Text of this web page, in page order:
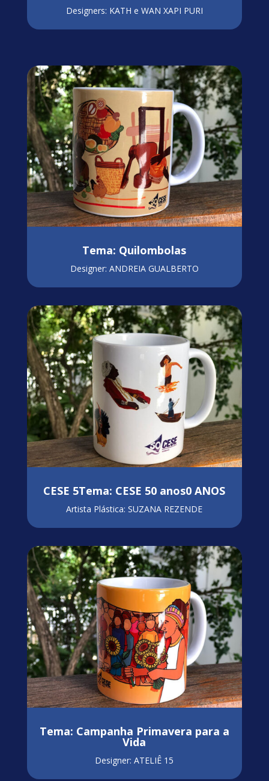
Designers: KATH e WAN XAPI PURI
Tema: Quilombolas
Designer: ANDREIA GUALBERTO
CESE 5Tema: CESE 50 anos0 ANOS
Artista Plástica: SUZANA REZENDE
Tema: Campanha Primavera para a
Vida
Designer: ATELIÊ 15